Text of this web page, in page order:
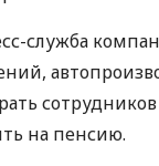
служба
сотрудников
на пенсию.